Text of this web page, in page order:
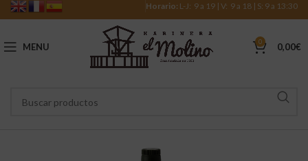
Horario: L-J: 9 a 19 | V: 9 a 18 | S: 9 a 13:30
MENU 0 0,00€